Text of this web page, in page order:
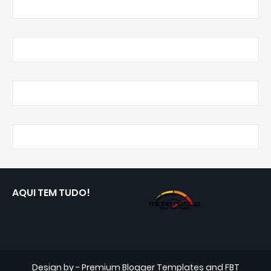
AQUI TEM TUDO!
Design by - Premium Blogger Templates and FBT